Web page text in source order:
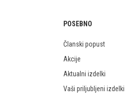
POSEBNO
Članski popust
Akcije
Aktualni izdelki
Vaši priljubljeni izdelki